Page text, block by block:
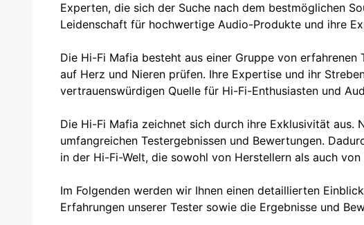
Experten, die sich der Suche nach dem bestmöglichen
Leidenschaft für hochwertige Audio-Produkte und ihre
Die Hi-Fi Mafia besteht aus einer Gruppe von
auf Herz und Nieren prüfen. Ihre Expertise und ihr
vertrauenswürdigen Quelle für Hi-Fi-Enthusiasten und
Die Hi-Fi Mafia zeichnet sich durch ihre Exklusivität aus.
umfangreichen Testergebnissen und Bewertungen.
in der Hi-Fi-Welt, die sowohl von Herstellern als auch
Im Folgenden werden wir Ihnen einen detaillierten
Erfahrungen unserer Tester sowie die Ergebnisse und